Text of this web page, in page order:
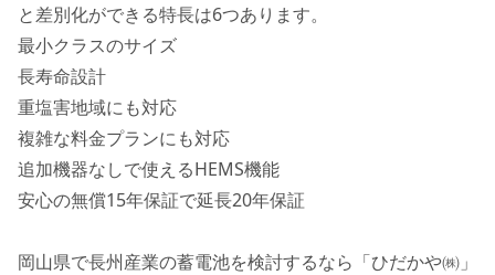
と差別化ができる特長は6つあります。
最小クラスのサイズ
長寿命設計
重塩害地域にも対応
複雑な料金プランにも対応
追加機器なしで使えるHEMS機能
安心の無償15年保証で延長20年保証
岡山県で長州産業の蓄電池を検討するなら「ひだかや㈱」